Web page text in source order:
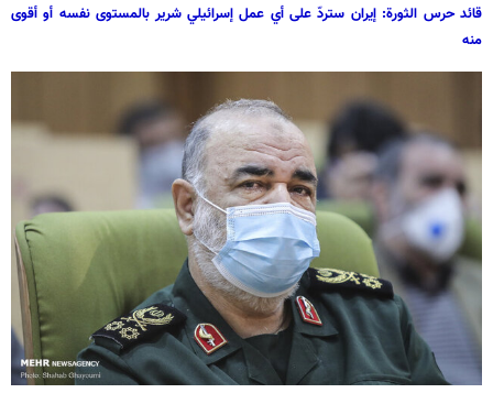
قائد حرس الثورة: إيران ستردّ على أي عمل إسرائيلي شرير بالمستوى نفسه أو أقوى
منه